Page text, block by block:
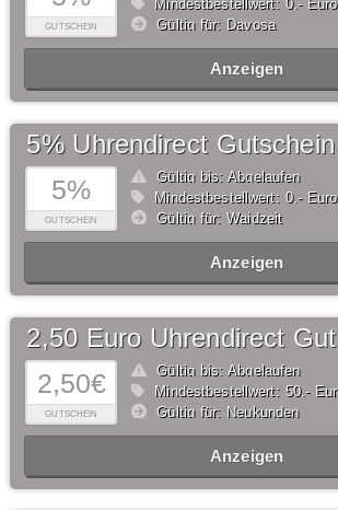
GUTSCHEIN
Mindestbestellwert: 0,- Euro
Gültig für: Davosa
Anzeigen
5%
GUTSCHEIN
5% Uhrendirect Gutschein
Gültig bis: Abgelaufen
Mindestbestellwert: 0,- Euro
Gültig für: Waidzeit
Anzeigen
2,50€
GUTSCHEIN
2,50 Euro Uhrendirect
Gültig bis: Abgelaufen
Mindestbestellwert: 50,-
Gültig für: Neukunden
Anzeigen